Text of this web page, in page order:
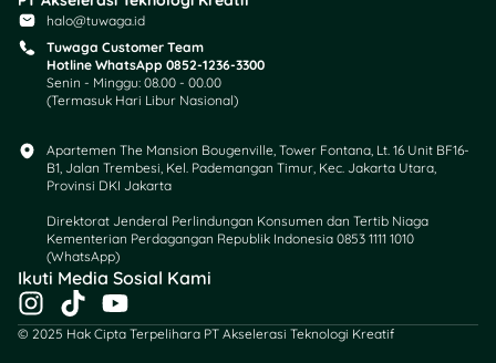
halo@tuwaga.id
Tuwaga Customer Team
Hotline WhatsApp 0852-1236-3300
Senin - Minggu: 08.00 - 00.00
(Termasuk Hari Libur Nasional)
Apartemen The Mansion Bougenville, Tower Fontana, Lt. 16 Unit BF16-
B1, Jalan Trembesi, Kel. Pademangan Timur, Kec. Jakarta Utara,
Provinsi DKI Jakarta
Direktorat Jenderal Perlindungan Konsumen dan Tertib Niaga
Kementerian Perdagangan Republik Indonesia 0853 1111 1010
(WhatsApp)​
Ikuti Media Sosial Kami
I
n
T
i
Y
o
© 2025 Hak Cipta Terpelihara PT Akselerasi Teknologi Kreatif